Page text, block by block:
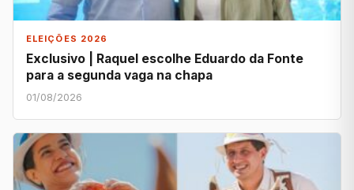
ELEIÇÕES 2026
Exclusivo | Raquel escolhe Eduardo da Fonte
para a segunda vaga na chapa
01/08/2026